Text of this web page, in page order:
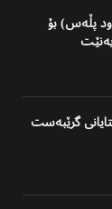
پڵەس) بۆ
گرێبەست